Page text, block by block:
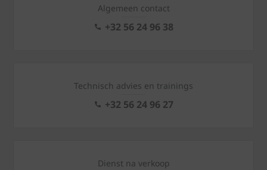
Algemeen contact
+32 56 24 96 38
Technisch advies en trainings
+32 56 24 96 27
Dienst na verkoop